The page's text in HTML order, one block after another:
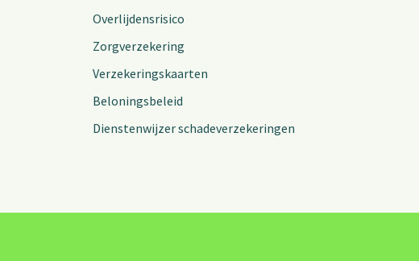
Overlijdensrisico
Zorgverzekering
Verzekeringskaarten
Beloningsbeleid
Dienstenwijzer schadeverzekeringen